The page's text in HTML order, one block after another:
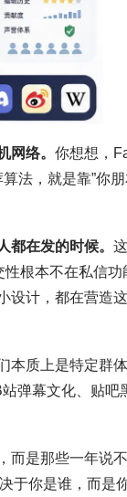
网络。 你想想，
法，就是靠”你
在发的时候。 这
性根本不在私信功
设计，都在营造这
本质上是特定群体
弹幕文化、贴吧
而是那些一年说不
于你是谁，而是